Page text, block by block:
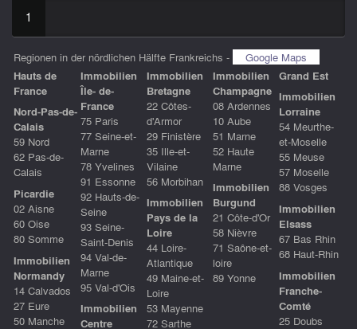
1
Regionen in der nördlichen Hälfte Frankreichs -
Google Maps
Hauts de
France
Nord-Pas-de-
Calais
59 Nord
62 Pas-de-
Calais
Picardie
02 Aisne
60 Oise
80 Somme
Immobilien
Normandy
14 Calvados
27 Eure
50 Manche
Immobilien
Île- de-
France
75 Paris
77 Seine-et-
Marne
78 Yvelines
91 Essonne
92 Hauts-de-
Seine
93 Seine-
Saint-Denis
94 Val-de-
Marne
95 Val-d'Ois
Immobilien
Centre
Immobilien
Bretagne
22 Côtes-
d'Armor
29 Finistère
35 Ille-et-
Vilaine
56 Morbihan
Immobilien
Pays de la
Loire
44 Loire-
Atlantique
49 Maine-et-
Loire
53 Mayenne
72 Sarthe
Immobilien
Champagne
08 Ardennes
10 Aube
51 Marne
52 Haute
Marne
Immobilien
Burgund
21 Côte-d'Or
58 Nièvre
71 Saône-et-
loire
89 Yonne
Grand Est
Immobilien
Lorraine
54 Meurthe-
et-Moselle
55 Meuse
57 Moselle
88 Vosges
Immobilien
Elsass
67 Bas Rhin
68 Haut-Rhin
Immobilien
Franche-
Comté
25 Doubs